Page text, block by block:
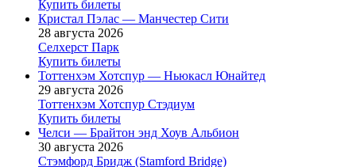
Купить билеты
Кристал Пэлас — Манчестер Сити
28 августа 2026
Селхерст Парк
Купить билеты
Тоттенхэм Хотспур — Ньюкасл Юнайтед
29 августа 2026
Тоттенхэм Хотспур Стэдиум
Купить билеты
Челси — Брайтон энд Хоув Альбион
30 августа 2026
Стэмфорд Бридж (Stamford Bridge)